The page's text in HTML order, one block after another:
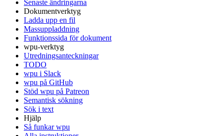
Senaste ändringarna
Dokumentverktyg
Ladda upp en fil
Massuppladdning
Funktionssida för dokument
wpu-verktyg
Utredningsanteckningar
TODO
wpu i Slack
wpu på GitHub
Stöd wpu på Patreon
Semantisk sökning
Sök i text
Hjälp
Så funkar wpu